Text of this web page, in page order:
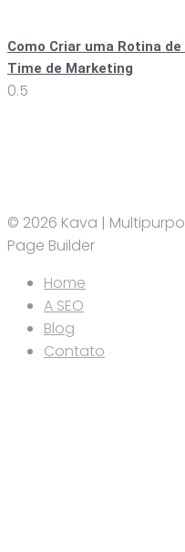
Como Criar uma Rotina
Time de Marketing
© 2026 Kava |
Page Builder
Home
A SEO
Blog
Contato